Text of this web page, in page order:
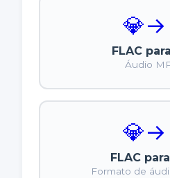
💎→
FLAC
Áudio
💎→
FLAC
Formato de